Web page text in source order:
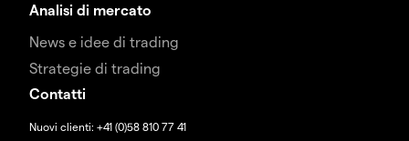
Analisi di mercato
News e idee di trading
Strategie di trading
Contatti
Nuovi clienti: +41 (0)58 810 77 41